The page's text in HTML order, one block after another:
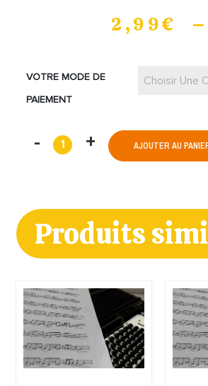
2,99€ –
VOTRE MODE DE
PAIEMENT
Choisir Une
AJOUTER AU
Produits